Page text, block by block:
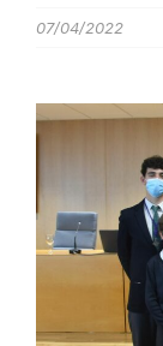
07/04/2022